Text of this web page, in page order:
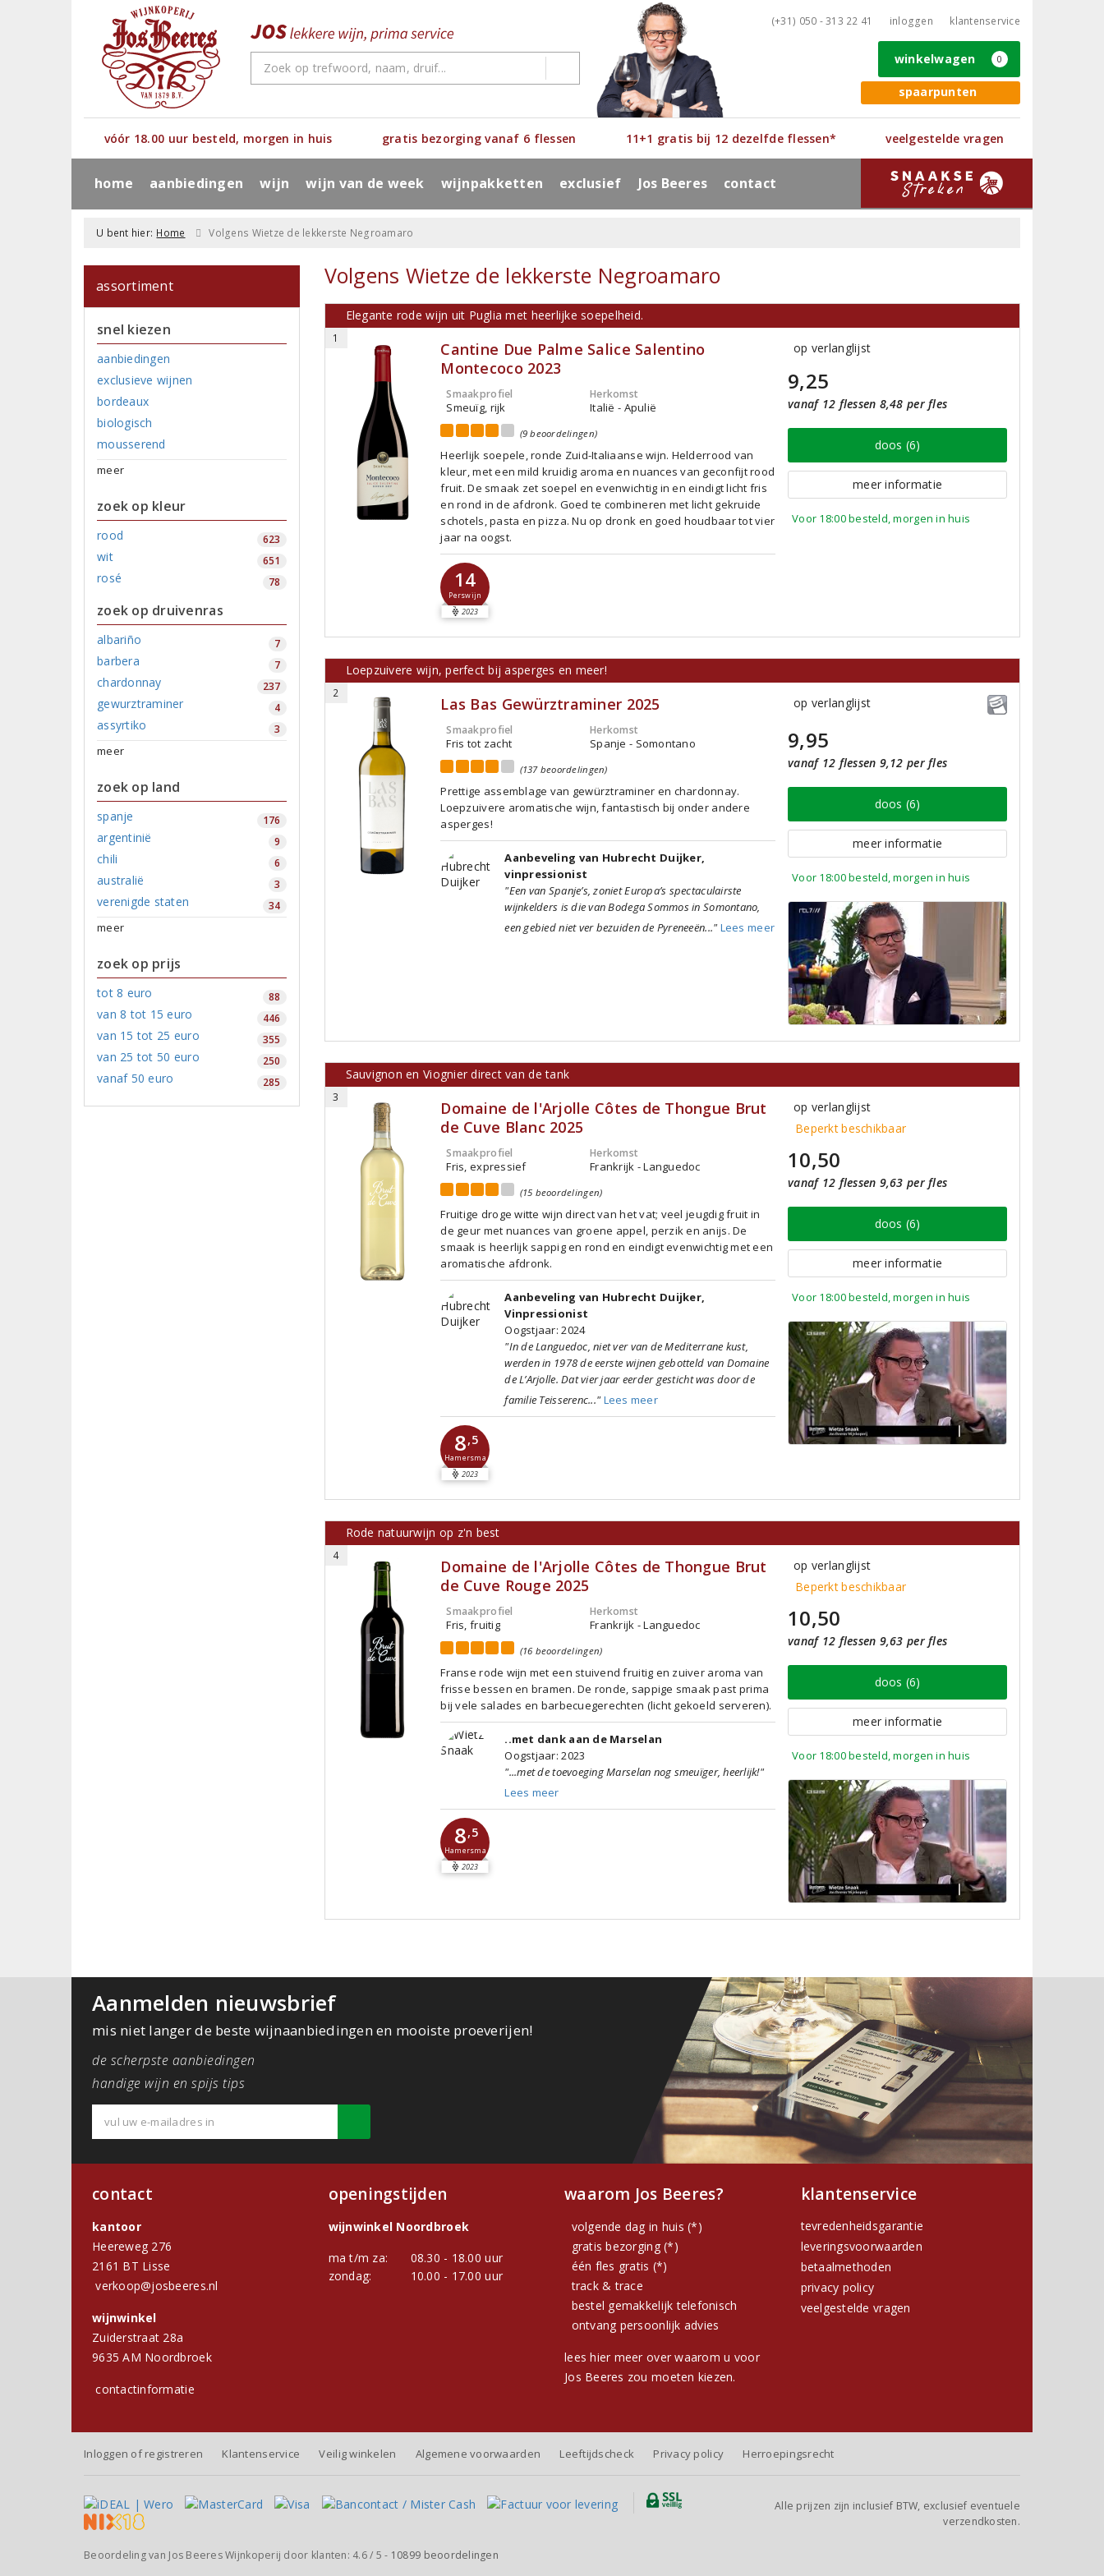
(+31) 050 - 313 22 41 inloggen klantenservice
spaarpunten
winkelwagen 0
vóór 18.00 uur besteld, morgen in huis gratis bezorging vanaf 6 flessen 11+1 gratis bij 12 dezelfde flessen* veelgestelde vragen
home aanbiedingen wijn wijn van de week wijnpakketten exclusief Jos Beeres contact
U bent hier: Home Volgens Wietze de lekkerste Negroamaro
assortiment
snel kiezen
aanbiedingen
exclusieve wijnen
bordeaux
biologisch
mousserend
meer
zoek op kleur
rood 623
wit 651
rosé 78
zoek op druivenras
albariño 7
barbera 7
chardonnay 237
gewurztraminer 4
assyrtiko 3
meer
zoek op land
spanje 176
argentinië 9
chili 6
australië 3
verenigde staten 34
meer
zoek op prijs
tot 8 euro 88
van 8 tot 15 euro 446
van 15 tot 25 euro 355
van 25 tot 50 euro 250
vanaf 50 euro 285
Volgens Wietze de lekkerste Negroamaro
Elegante rode wijn uit Puglia met heerlijke soepelheid.
1
Cantine Due Palme Salice Salentino
Montecoco 2023
Smaakprofiel
Smeuïg, rijk
Herkomst
Italië - Apulië
(9 beoordelingen)
Heerlijk soepele, ronde Zuid-Italiaanse wijn. Helderrood van
kleur, met een mild kruidig aroma en nuances van geconfijt rood
fruit. De smaak zet soepel en evenwichtig in en eindigt licht fris
en rond in de afdronk. Goed te combineren met licht gekruide
schotels, pasta en pizza. Nu op dronk en goed houdbaar tot vier
jaar na oogst.
14
Perswijn
2023
op verlanglijst
9,25
vanaf 12 flessen 8,48 per fles
doos (6)
meer informatie
Voor 18:00 besteld, morgen in huis
Loepzuivere wijn, perfect bij asperges en meer!
2
Las Bas Gewürztraminer 2025
Smaakprofiel
Fris tot zacht
Herkomst
Spanje - Somontano
(137 beoordelingen)
Prettige assemblage van gewürztraminer en chardonnay.
Loepzuivere aromatische wijn, fantastisch bij onder andere
asperges!
Aanbeveling van Hubrecht Duijker,
vinpressionist
"Een van Spanje’s, zoniet Europa’s spectaculairste
wijnkelders is die van Bodega Sommos in Somontano,
een gebied niet ver bezuiden de Pyreneeën..." Lees meer
op verlanglijst
9,95
vanaf 12 flessen 9,12 per fles
doos (6)
meer informatie
Voor 18:00 besteld, morgen in huis
Sauvignon en Viognier direct van de tank
3
Domaine de l'Arjolle Côtes de Thongue Brut
de Cuve Blanc 2025
Smaakprofiel
Fris, expressief
Herkomst
Frankrijk - Languedoc
(15 beoordelingen)
Fruitige droge witte wijn direct van het vat; veel jeugdig fruit in
de geur met nuances van groene appel, perzik en anijs. De
smaak is heerlijk sappig en rond en eindigt evenwichtig met een
aromatische afdronk.
Aanbeveling van Hubrecht Duijker,
Vinpressionist
Oogstjaar: 2024
"In de Languedoc, niet ver van de Mediterrane kust,
werden in 1978 de eerste wijnen gebotteld van Domaine
de L’Arjolle. Dat vier jaar eerder gesticht was door de
familie Teisserenc..." Lees meer
8,5
Hamersma
2023
op verlanglijst
Beperkt beschikbaar
10,50
vanaf 12 flessen 9,63 per fles
doos (6)
meer informatie
Voor 18:00 besteld, morgen in huis
Rode natuurwijn op z'n best
4
Domaine de l'Arjolle Côtes de Thongue Brut
de Cuve Rouge 2025
Smaakprofiel
Fris, fruitig
Herkomst
Frankrijk - Languedoc
(16 beoordelingen)
Franse rode wijn met een stuivend fruitig en zuiver aroma van
frisse bessen en bramen. De ronde, sappige smaak past prima
bij vele salades en barbecuegerechten (licht gekoeld serveren).
..met dank aan de Marselan
Oogstjaar: 2023
"...met de toevoeging Marselan nog smeuïger, heerlijk!"
Lees meer
8,5
Hamersma
2023
op verlanglijst
Beperkt beschikbaar
10,50
vanaf 12 flessen 9,63 per fles
doos (6)
meer informatie
Voor 18:00 besteld, morgen in huis
Aanmelden nieuwsbrief
mis niet langer de beste wijnaanbiedingen en mooiste proeverijen!
de scherpste aanbiedingen
handige wijn en spijs tips
contact
kantoor
Heereweg 276
2161 BT Lisse
verkoop@josbeeres.nl
wijnwinkel
Zuiderstraat 28a
9635 AM Noordbroek
contactinformatie
openingstijden
wijnwinkel Noordbroek
ma t/m za:
08.30 - 18.00 uur
zondag:
10.00 - 17.00 uur
waarom Jos Beeres?
volgende dag in huis (*)
gratis bezorging (*)
één fles gratis (*)
track & trace
bestel gemakkelijk telefonisch
ontvang persoonlijk advies
lees hier meer over waarom u voor
Jos Beeres zou moeten kiezen.
klantenservice
tevredenheidsgarantie
leveringsvoorwaarden
betaalmethoden
privacy policy
veelgestelde vragen
Inloggen of registreren Klantenservice Veilig winkelen Algemene voorwaarden Leeftijdscheck Privacy policy Herroepingsrecht
Alle prijzen zijn inclusief BTW, exclusief eventuele
verzendkosten.
Beoordeling van Jos Beeres Wijnkoperij door klanten: 4.6/ 5 - 10899 beoordelingen